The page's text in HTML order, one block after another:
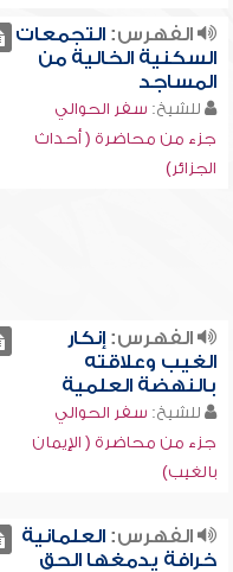
الفهرس:التجمعات
السكنية الخالية من
المساجد
للشيخ: سفر الحوالي
جزء من محاضرة ( أحداث
الجزائر)
الفهرس:إنكار
الغيب وعلاقته
بالنهضة العلمية
للشيخ: سفر الحوالي
جزء من محاضرة ( الإيمان
بالغيب)
الفهرس:العلمانية
خرافة يدمغها الحق